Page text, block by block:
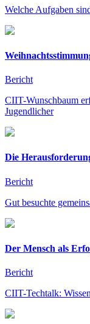
Welche Aufgaben
Bericht
CIIT-Wunschbaum
Jugendlicher
Die
Bericht
Gut besuchte
Der Mensch als
Bericht
CIIT-Techtalk: